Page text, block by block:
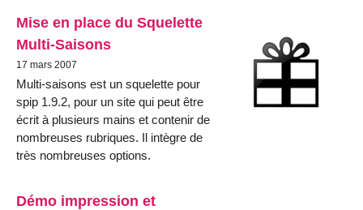
Mise en place du Squelette
Multi-Saisons
17 mars 2007
Multi-saisons est un squelette pour
spip 1.9.2, pour un site qui peut être
écrit à plusieurs mains et contenir de
nombreuses rubriques. Il intègre de
très nombreuses options.
Démo impression et